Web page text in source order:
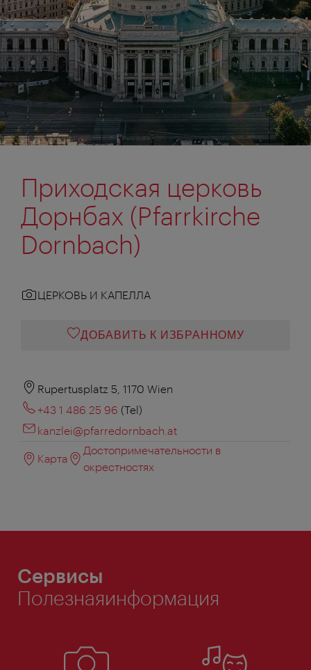
Приходская церковь
Дорнбах (Pfarrkirche
Dornbach)
ЦЕРКОВЬ И КАПЕЛЛА
ДОБАВИТЬ К ИЗБРАННОМУ
Rupertusplatz 5, 1170 Wien
+43 1 486 25 96 (Tel)
kanzlei@pfarredornbach.at
Карта
Достопримечательности в
окрестностях
Сервисы
Полезнаяинформация